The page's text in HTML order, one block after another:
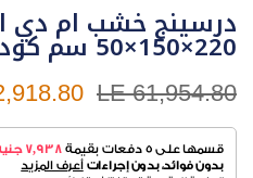
درسينج خشب ام دي
220×150×50 سم كود Dressing15015
LE 61,954.80